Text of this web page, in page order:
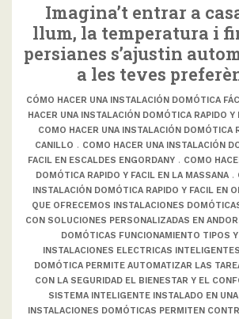
Imagina’t entrar a
llum, la temperatura i
persianes s’ajustin
a les teves
CÓMO HACER UNA INSTALACIÓN DOMÓTICA
HACER UNA INSTALACIÓN DOMÓTICA RAPIDO Y
COMO HACER UNA INSTALACIÓN DOMÓTICA
CANILLO . COMO HACER UNA INSTALACIÓN
FACIL EN ESCALDES ENGORDANY . COMO
DOMÓTICA RAPIDO Y FACIL EN LA MASSANA .
INSTALACIÓN DOMÓTICA RAPIDO Y FACIL EN
QUE OFRECEMOS INSTALACIONES
CON SOLUCIONES PERSONALIZADAS EN
DOMÓTICAS FUNCIONAMIENTO TIPOS
INSTALACIONES ELECTRICAS
DOMÓTICA PERMITE AUTOMATIZAR LAS
CON LA SEGURIDAD EL BIENESTAR Y EL
SISTEMA INTELIGENTE INSTALADO EN UNA
INSTALACIONES DOMÓTICAS PERMITEN